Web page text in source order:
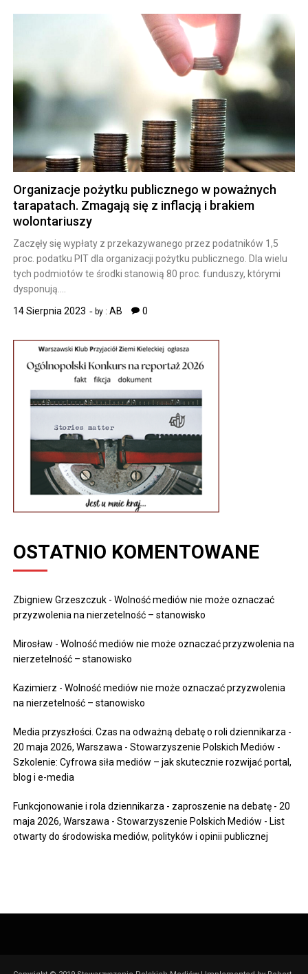
Organizacje pożytku publicznego w poważnych
tarapatach. Zmagają się z inflacją i brakiem
wolontariuszy
Zaczęły się wypłaty z przekazywanego przez podatników 1,5
proc. podatku PIT dla organizacji pożytku publicznego. Dla wielu
tych podmiotów te środki stanowią 80 proc. funduszy, którymi
dysponują….
14 Sierpnia 2023
by :AB 0
OSTATNIO KOMENTOWANE
Zbigniew Grzeszczuk -Wolność mediów nie może oznaczać
przyzwolenia na nierzetelność – stanowisko
Mirosław -Wolność mediów nie może oznaczać przyzwolenia na
nierzetelność – stanowisko
Kazimierz -Wolność mediów nie może oznaczać przyzwolenia
na nierzetelność – stanowisko
Media przyszłości. Czas na odważną debatę o roli dziennikarza -
20 maja 2026, Warszawa - Stowarzyszenie Polskich Mediów -
Szkolenie: Cyfrowa siła mediów – jak skutecznie rozwijać portal,
blog i e-media
Funkcjonowanie i rola dziennikarza - zaproszenie na debatę - 20
maja 2026, Warszawa - Stowarzyszenie Polskich Mediów - List
otwarty do środowiska mediów, polityków i opinii publicznej